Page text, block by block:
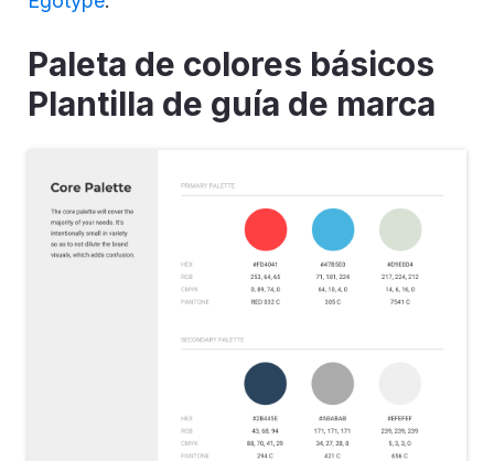
Paleta de colores básicos
Plantilla de guía de marca